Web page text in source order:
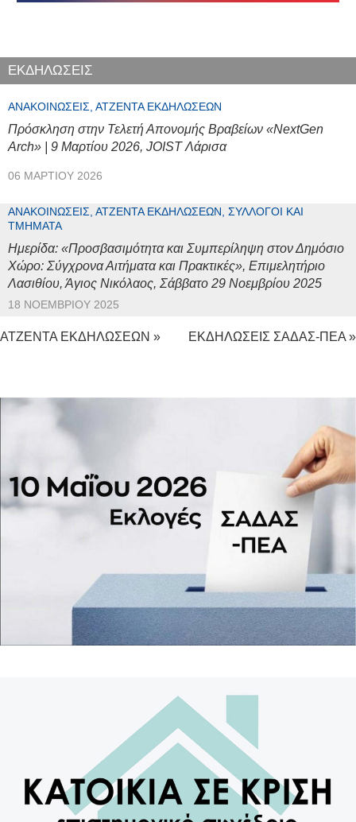
ΕΚΔΗΛΩΣΕΙΣ
ΑΝΑΚΟΙΝΏΣΕΙΣ, ΑΤΖΈΝΤΑ ΕΚΔΗΛΏΣΕΩΝ
Πρόσκληση στην Τελετή Απονομής Βραβείων «NextGen
Arch» | 9 Μαρτίου 2026, JOIST Λάρισα
06 ΜΑΡΤΊΟΥ 2026
ΑΝΑΚΟΙΝΏΣΕΙΣ, ΑΤΖΈΝΤΑ ΕΚΔΗΛΏΣΕΩΝ, ΣΎΛΛΟΓΟΙ ΚΑΙ
ΤΜΉΜΑΤΑ
Ημερίδα: «Προσβασιμότητα και Συμπερίληψη στον Δημόσιο
Χώρο: Σύγχρονα Αιτήματα και Πρακτικές», Επιμελητήριο
Λασιθίου, Άγιος Νικόλαος, Σάββατο 29 Νοεμβρίου 2025
18 ΝΟΕΜΒΡΊΟΥ 2025
ΑΤΖΕΝΤΑ ΕΚΔΗΛΩΣΕΩΝ » ΕΚΔΗΛΩΣΕΙΣ ΣΑΔΑΣ-ΠΕΑ »